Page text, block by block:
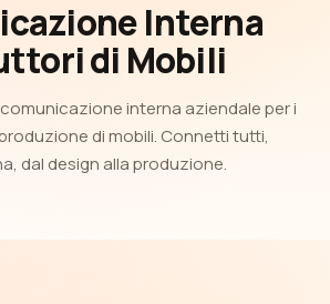
Interna
di Mobili
interna aziendale per i
di mobili. Connetti tutti,
dal design alla produzione.